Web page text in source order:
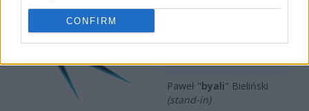
CONFIRM
Mateusz "TOAO"
Paweł "byali" Bieliński
(stand-in)